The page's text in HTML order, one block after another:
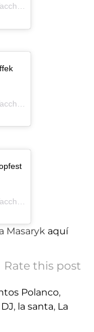
Una publicación compartida de Gianluca Vacchi (@gianlucavacchi) el
Masaryk aquí
Rate this post
Polanco,
, la santa, La